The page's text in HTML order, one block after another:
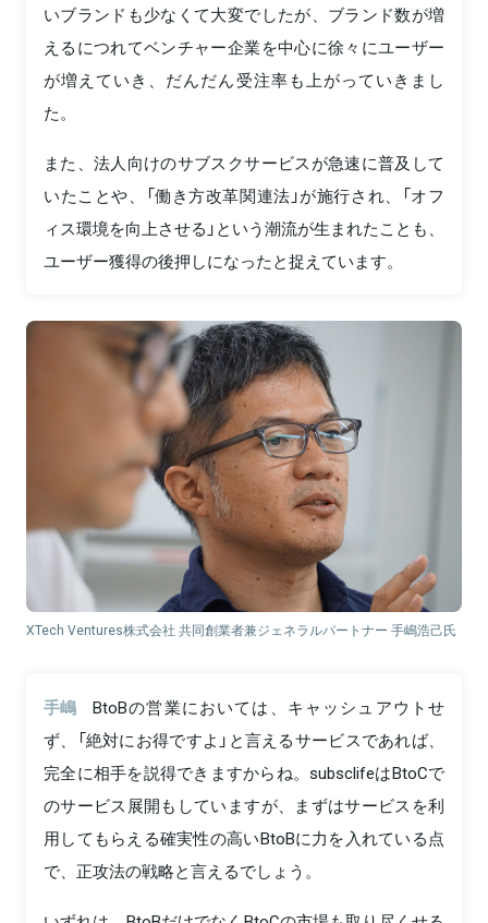
いブランドも少なくて大変でしたが、ブランド数が増
えるにつれてベンチャー企業を中心に徐々にユーザー
が増えていき、だんだん受注率も上がっていきまし
た。
また、法人向けのサブスクサービスが急速に普及して
いたことや、「働き方改革関連法」が施行され、「オフ
ィス環境を向上させる」という潮流が生まれたことも、
ユーザー獲得の後押しになったと捉えています。
XTech Ventures株式会社 共同創業者兼ジェネラルパートナー 手嶋浩己氏
手嶋
BtoBの営業においては、キャッシュアウトせ
ず、「絶対にお得ですよ」と言えるサービスであれば、
完全に相手を説得できますからね。subsclifeはBtoCで
のサービス展開もしていますが、まずはサービスを利
用してもらえる確実性の高いBtoBに力を入れている点
で、正攻法の戦略と言えるでしょう。